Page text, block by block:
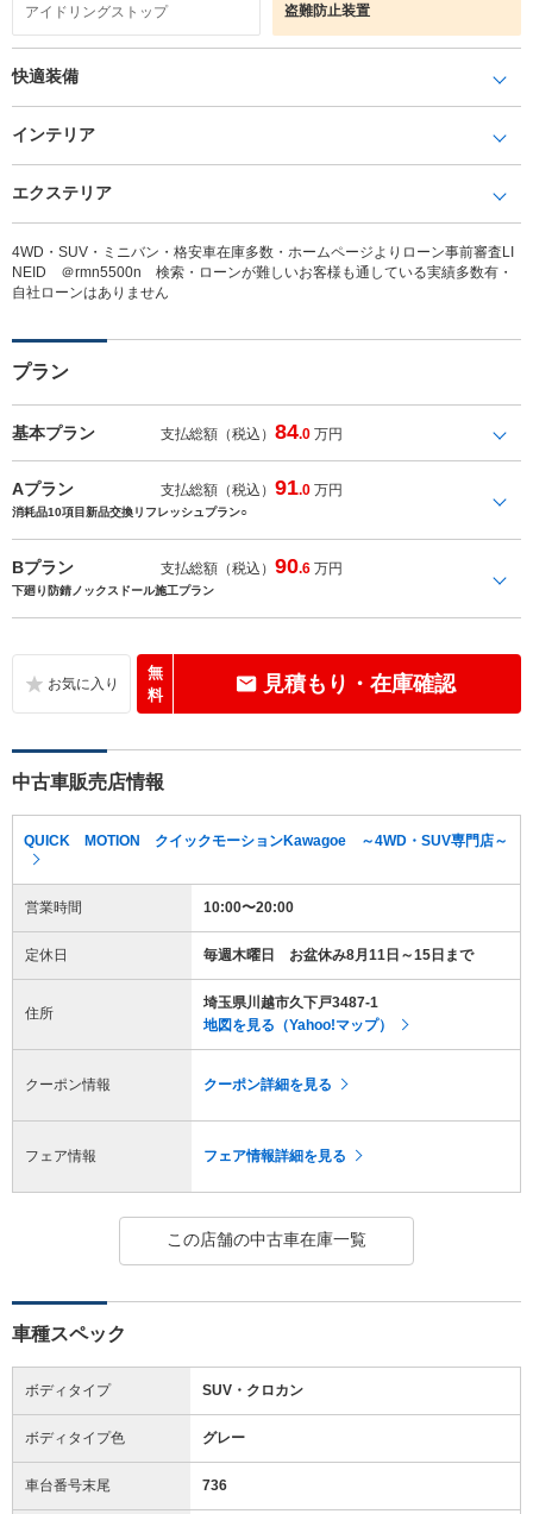
アイドリングストップ 盗難防止装置
快適装備
インテリア
エクステリア
4WD・SUV・ミニバン・格安車在庫多数・ホームページよりローン事前審査LI
NEID ＠rmn5500n 検索・ローンが難しいお客様も通している実績多数有・
自社ローンはありません
プラン
基本プラン 支払総額（税込）84.0 万円
Aプラン 支払総額（税込）91.0 万円
消耗品10項目新品交換リフレッシュプラン○
Bプラン 支払総額（税込）90.6 万円
下廻り防錆ノックスドール施工プラン
無
料
見積もり・在庫確認
中古車販売店情報
QUICK MOTION クイックモーションKawagoe ～4WD・SUV専門店～
営業時間 10:00〜20:00
定休日 毎週木曜日 お盆休み8月11日～15日まで
住所
埼玉県川越市久下戸3487-1
地図を見る（Yahoo!マップ）
クーポン情報 クーポン詳細を見る
フェア情報 フェア情報詳細を見る
この店舗の中古車在庫一覧
車種スペック
ボディタイプ SUV・クロカン
ボディタイプ色 グレー
車台番号末尾 736